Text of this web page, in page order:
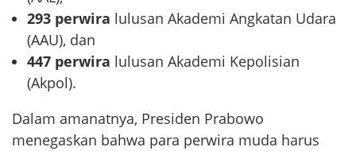
293 perwira lulusan Akademi Angkatan Udara
(AAU), dan
447 perwira lulusan Akademi Kepolisian
(Akpol).
Dalam amanatnya, Presiden Prabowo
menegaskan bahwa para perwira muda harus